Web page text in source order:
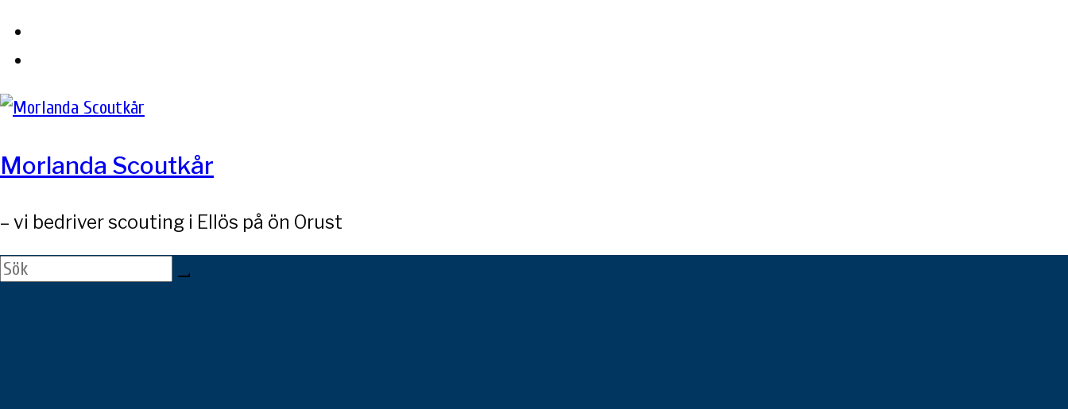
Skip
content
Morlanda Scoutkår
– vi bedriver scouting i Ellös på ön Orust